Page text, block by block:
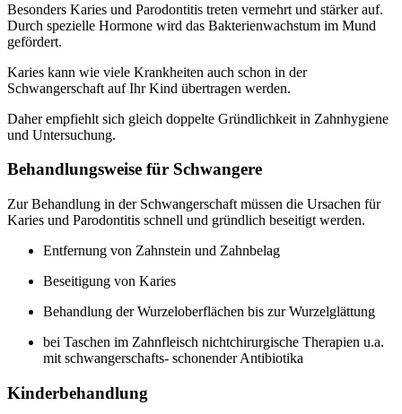
Besonders Karies und Parodontitis treten vermehrt und stärker auf.
Durch spezielle Hormone wird das Bakterienwachstum im Mund
gefördert.
Karies kann wie viele Krankheiten auch schon in der
Schwangerschaft auf Ihr Kind übertragen werden.
Daher empfiehlt sich gleich doppelte Gründlichkeit in Zahnhygiene
und Untersuchung.
Behandlungsweise für Schwangere
Zur Behandlung in der Schwangerschaft müssen die Ursachen für
Karies und Parodontitis schnell und gründlich beseitigt werden.
Entfernung von Zahnstein und Zahnbelag
Beseitigung von Karies
Behandlung der Wurzeloberflächen bis zur Wurzelglättung
bei Taschen im Zahnfleisch nichtchirurgische Therapien u.a.
mit schwangerschafts- schonender Antibiotika
Kinderbehandlung